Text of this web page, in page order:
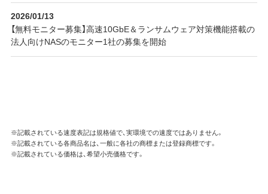
2026/01/13
【無料モニター募集】高速10GbE＆ランサムウェア対策機能搭載の
法人向けNASのモニター1社の募集を開始
※記載されている速度表記は規格値で、実環境での速度ではありません。
※記載されている各商品名は、一般に各社の商標または登録商標です。
※記載されている価格は、希望小売価格です。